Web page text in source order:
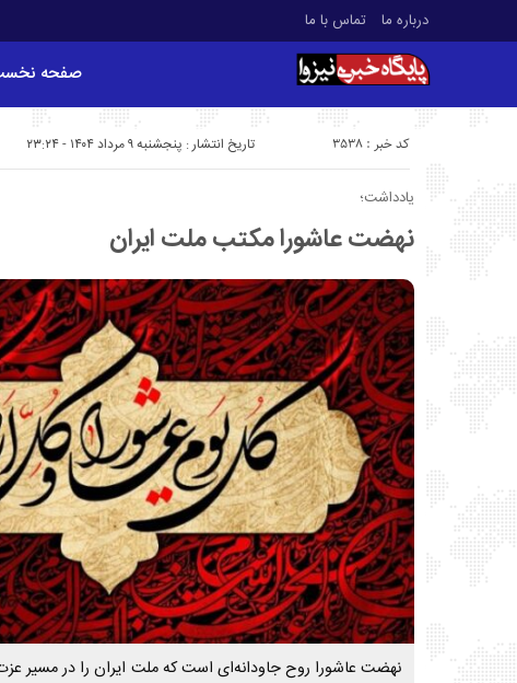
درباره ما تماس با ما
صفحه
تاریخ انتشار : پنجشنبه ۹ مرداد ۱۴۰۴ - ۲۳:۲۴ کد خبر : 3538
یادداشت؛
نهضت عاشورا مکتب ملت ایران
نهضت عاشورا روح جاودانه‌ای است که ملت ایران را در مسیر